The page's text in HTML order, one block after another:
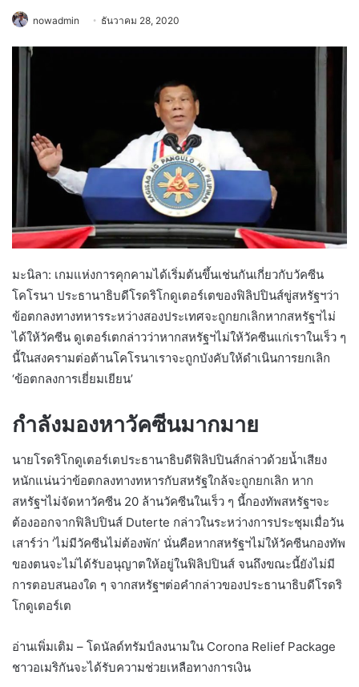
nowadmin ธันวาคม 28, 2020
มะนิลา: เกมแห่งการคุกคามได้เริ่มต้นขึ้นเช่นกันเกี่ยวกับวัคซีน
โคโรนา ประธานาธิบดีโรดริโกดูเตอร์เตของฟิลิปปินส์ขู่สหรัฐฯว่า
ข้อตกลงทางทหารระหว่างสองประเทศจะถูกยกเลิกหากสหรัฐฯไม่
ได้ให้วัคซีน ดูเตอร์เตกล่าวว่าหากสหรัฐฯไม่ให้วัคซีนแก่เราในเร็ว ๆ
นี้ในสงครามต่อต้านโคโรนาเราจะถูกบังคับให้ดำเนินการยกเลิก
‘ข้อตกลงการเยี่ยมเยียน’
กำลังมองหาวัคซีนมากมาย
นายโรดริโกดูเตอร์เตประธานาธิบดีฟิลิปปินส์กล่าวด้วยน้ำเสียง
หนักแน่นว่าข้อตกลงทางทหารกับสหรัฐใกล้จะถูกยกเลิก หาก
สหรัฐฯไม่จัดหาวัคซีน 20 ล้านวัคซีนในเร็ว ๆ นี้กองทัพสหรัฐฯจะ
ต้องออกจากฟิลิปปินส์ Duterte กล่าวในระหว่างการประชุมเมื่อวัน
เสาร์ว่า ‘ไม่มีวัคซีนไม่ต้องพัก’ นั่นคือหากสหรัฐฯไม่ให้วัคซีนกองทัพ
ของตนจะไม่ได้รับอนุญาตให้อยู่ในฟิลิปปินส์ จนถึงขณะนี้ยังไม่มี
การตอบสนองใด ๆ จากสหรัฐฯต่อคำกล่าวของประธานาธิบดีโรดริ
โกดูเตอร์เต
อ่านเพิ่มเติม – โดนัลด์ทรัมป์ลงนามใน Corona Relief Package
ชาวอเมริกันจะได้รับความช่วยเหลือทางการเงิน